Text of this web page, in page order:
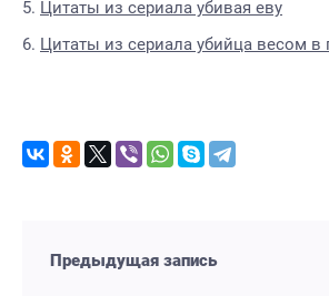
Цитаты из сериала убивая еву
Цитаты из сериала убийца весом
Предыдущая запись